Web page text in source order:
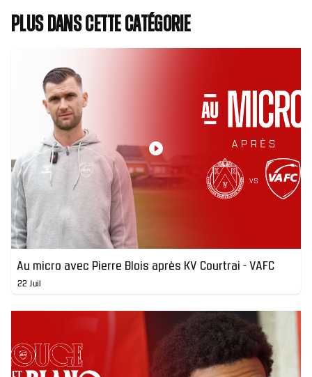
Plus dans cette catégorie
Au micro avec Pierre Blois après KV Courtrai - VAFC
22 Juil